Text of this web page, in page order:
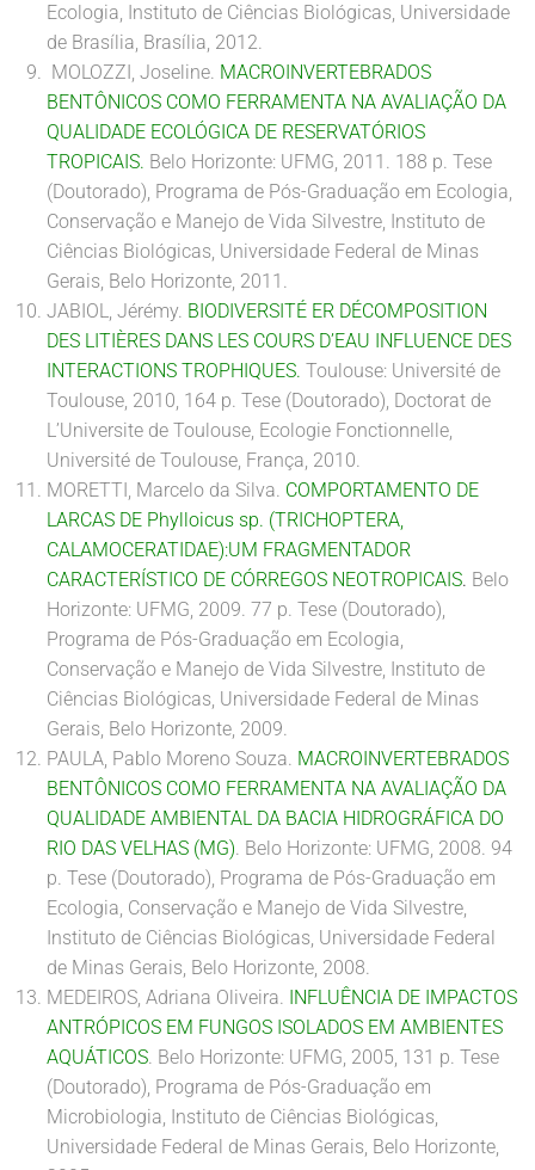
Ecologia, Instituto de Ciências Biológicas, Universidade
de Brasília, Brasília, 2012.
MOLOZZI, Joseline. MACROINVERTEBRADOS
BENTÔNICOS COMO FERRAMENTA NA AVALIAÇÃO DA
QUALIDADE ECOLÓGICA DE RESERVATÓRIOS
TROPICAIS. Belo Horizonte: UFMG, 2011. 188 p. Tese
(Doutorado), Programa de Pós-Graduação em Ecologia,
Conservação e Manejo de Vida Silvestre, Instituto de
Ciências Biológicas, Universidade Federal de Minas
Gerais, Belo Horizonte, 2011.
JABIOL, Jérémy. BIODIVERSITÉ ER DÉCOMPOSITION
DES LITIÈRES DANS LES COURS D’EAU INFLUENCE DES
INTERACTIONS TROPHIQUES. Toulouse: Université de
Toulouse, 2010, 164 p. Tese (Doutorado), Doctorat de
L’Universite de Toulouse, Ecologie Fonctionnelle,
Université de Toulouse, França, 2010.
MORETTI, Marcelo da Silva. COMPORTAMENTO DE
LARCAS DE Phylloicus sp. (TRICHOPTERA,
CALAMOCERATIDAE):UM FRAGMENTADOR
CARACTERÍSTICO DE CÓRREGOS NEOTROPICAIS. Belo
Horizonte: UFMG, 2009. 77 p. Tese (Doutorado),
Programa de Pós-Graduação em Ecologia,
Conservação e Manejo de Vida Silvestre, Instituto de
Ciências Biológicas, Universidade Federal de Minas
Gerais, Belo Horizonte, 2009.
PAULA, Pablo Moreno Souza. MACROINVERTEBRADOS
BENTÔNICOS COMO FERRAMENTA NA AVALIAÇÃO DA
QUALIDADE AMBIENTAL DA BACIA HIDROGRÁFICA DO
RIO DAS VELHAS (MG). Belo Horizonte: UFMG, 2008. 94
p. Tese (Doutorado), Programa de Pós-Graduação em
Ecologia, Conservação e Manejo de Vida Silvestre,
Instituto de Ciências Biológicas, Universidade Federal
de Minas Gerais, Belo Horizonte, 2008.
MEDEIROS, Adriana Oliveira. INFLUÊNCIA DE IMPACTOS
ANTRÓPICOS EM FUNGOS ISOLADOS EM AMBIENTES
AQUÁTICOS. Belo Horizonte: UFMG, 2005, 131 p. Tese
(Doutorado), Programa de Pós-Graduação em
Microbiologia, Instituto de Ciências Biológicas,
Universidade Federal de Minas Gerais, Belo Horizonte,